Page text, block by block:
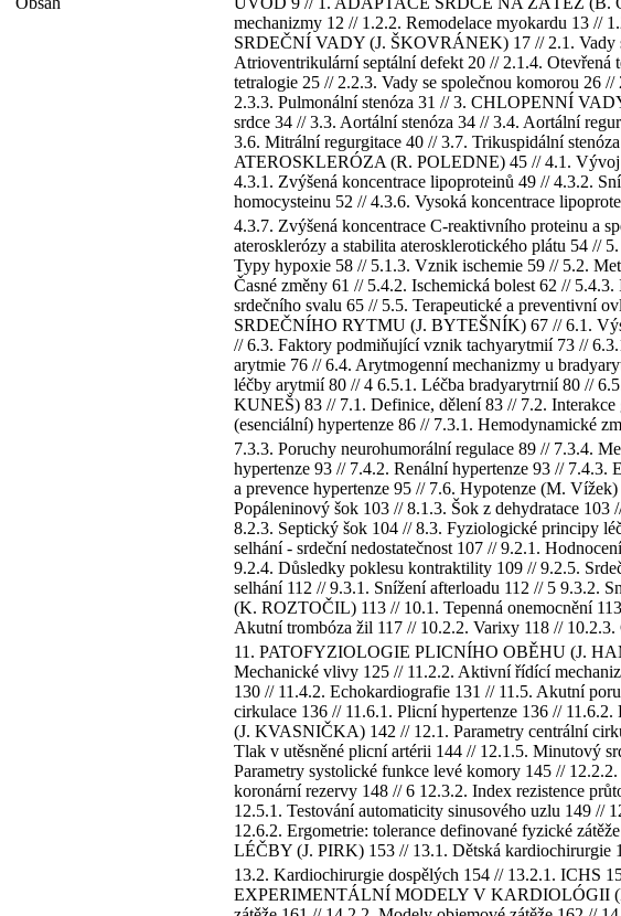
mechanizmy 12 // 1.2.2. Remodelace myokardu 13 //
SRDEČNÍ VADY (J. ŠKOVRÁNEK) 17 // 2.1. Vady
Atrioventrikulární septální defekt 20 // 2.1.4. Otevřená
tetralogie 25 // 2.2.3. Vady se společnou komorou 26
2.3.3. Pulmonální stenóza 31 // 3. CHLOPENNÍ
srdce 34 // 3.3. Aortální stenóza 34 // 3.4. Aortální
3.6. Mitrální regurgitace 40 // 3.7. Trikuspidální
ATEROSKLERÓZA (R. POLEDNE) 45 // 4.1. Vývoj
4.3.1. Zvýšená koncentrace lipoproteinů 49 // 4.3.2.
homocysteinu 52 // 4.3.6. Vysoká koncentrace
4.3.7. Zvýšená koncentrace C-reaktivního proteinu a
aterosklerózy a stabilita aterosklerotického plátu 54
Typy hypoxie 58 // 5.1.3. Vznik ischemie 59 // 5.2.
Časné změny 61 // 5.4.2. Ischemická bolest 62 //
srdečního svalu 65 // 5.5. Terapeutické a preventivní
SRDEČNÍHO RYTMU (J. BYTEŠNÍK) 67 // 6.1.
// 6.3. Faktory podmiňující vznik tachyarytmií 73 //
arytmie 76 // 6.4. Arytmogenní mechanizmy u
léčby arytmií 80 // 4 6.5.1. Léčba bradyarytrnií 80 //
KUNEŠ) 83 // 7.1. Definice, dělení 83 // 7.2.
(esenciální) hypertenze 86 // 7.3.1. Hemodynamické
7.3.3. Poruchy neurohumorální regulace 89 // 7.3.4.
hypertenze 93 // 7.4.2. Renální hypertenze 93 //
a prevence hypertenze 95 // 7.6. Hypotenze (M.
Popáleninový šok 103 // 8.1.3. Šok z dehydratace
8.2.3. Septický šok 104 // 8.3. Fyziologické principy
selhání - srdeční nedostatečnost 107 // 9.2.1.
9.2.4. Důsledky poklesu kontraktility 109 // 9.2.5.
selhání 112 // 9.3.1. Snížení afterloadu 112 // 5
(K. ROZTOČIL) 113 // 10.1. Tepenná onemocnění
Akutní trombóza žil 117 // 10.2.2. Varixy 118 //
11. PATOFYZIOLOGIE PLICNÍHO OBĚHU (J.
Mechanické vlivy 125 // 11.2.2. Aktivní řídící
130 // 11.4.2. Echokardiografie 131 // 11.5. Akutní
cirkulace 136 // 11.6.1. Plicní hypertenze 136 //
(J. KVASNIČKA) 142 // 12.1. Parametry centrální
Tlak v utěsněné plicní artérii 144 // 12.1.5. Minutový
Parametry systolické funkce levé komory 145 //
koronární rezervy 148 // 6 12.3.2. Index rezistence
12.5.1. Testování automaticity sinusového uzlu 149 //
12.6.2. Ergometrie: tolerance definované fyzické
LÉČBY (J. PIRK) 153 // 13.1. Dětská kardiochirurgie
13.2. Kardiochirurgie dospělých 154 // 13.2.1. ICHS
EXPERIMENTÁLNÍ MODELY V KARDIOLÓGII (F.